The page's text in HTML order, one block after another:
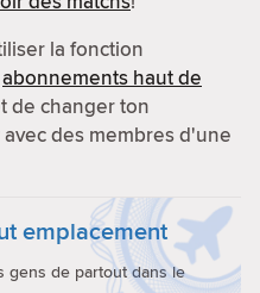
la fonction
abonnements haut de
de changer ton
des membres d'une
emplacement
gens de partout dans le